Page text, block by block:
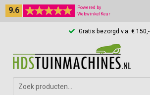
Gratis bezorgd v.a. € 150,-
9.6
Powered by
WebwinkelKeur
Zoeken